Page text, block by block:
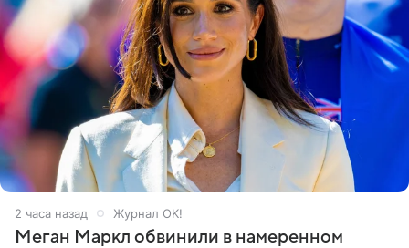
2 часа назад Журнал OK!
Меган Маркл обвинили в намеренном